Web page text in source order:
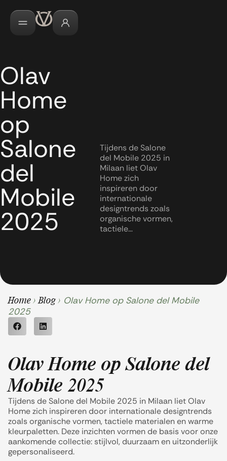
Olav
Home
op
Salone
del
Mobile
2025
Tijdens de Salone
del Mobile 2025 in
Milaan liet Olav
Home zich
inspireren door
internationale
designtrends zoals
organische vormen,
tactiele…
Home >Blog > Olav Home op Salone del Mobile
2025
Olav Home op Salone del
Mobile 2025
Tijdens de Salone del Mobile 2025 in Milaan liet Olav
Home zich inspireren door internationale designtrends
zoals organische vormen, tactiele materialen en warme
kleurpaletten. Deze inzichten vormen de basis voor onze
aankomende collectie: stijlvol, duurzaam en uitzonderlijk
gepersonaliseerd.